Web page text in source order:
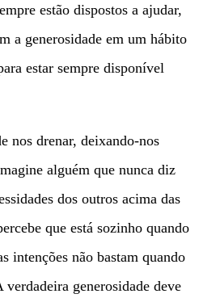
estão dispostos a ajudar,
a generosidade em um hábito
estar sempre disponível
nos drenar, deixando-nos
alguém que nunca diz
dos outros acima das
que está sozinho quando
intenções não bastam quando
generosidade deve